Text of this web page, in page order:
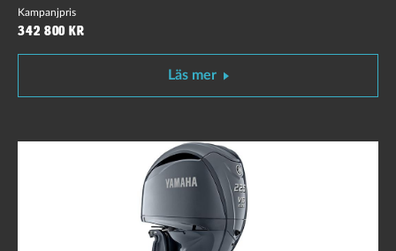
Kampanjpris
342 800 kr
Läs mer